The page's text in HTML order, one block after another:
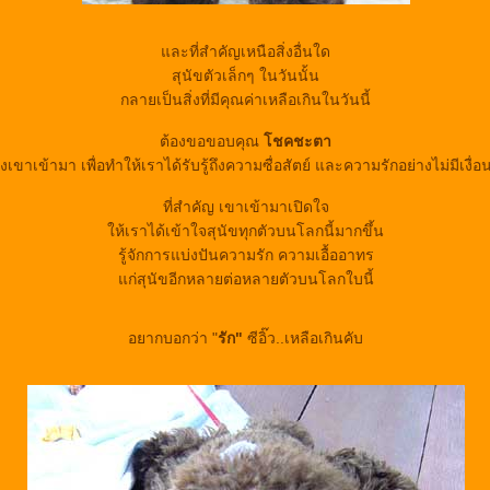
ละที่สำคัญเหนือสิ่งอื่นใด
สุนัขตัวเล็กๆ ในวันนั้น
กลายเป็นสิ่งที่มีคุณค่าเหลือเกินในวันนี้
ต้องขอขอบคุณ ชคชะตา
เขาเข้ามา เพื่อทำให้เราได้รับรู้ถึงความซื่อสัตย์ และความรักอย่างไม่มีเงื่อ
ที่สำคัญ เขาเข้ามาเปิดใจ
ห้เราได้เข้าใจสุนัขทุกตัวบนโลกนี้มากขึ้น
รู้จักการแบ่งปันความรัก ความเอื้ออาทร
ก่สุนัขอีกหลายต่อหลายตัวบนโลกใบนี้
อยากบอกว่า "รัก" ซีอิ๊ว..เหลือเกินคับ